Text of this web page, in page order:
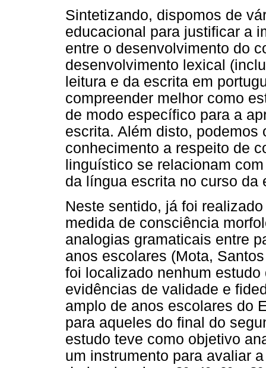
Sintetizando, dispomos de
educacional para justificar a
entre o desenvolvimento do
desenvolvimento lexical
leitura e da escrita em
compreender melhor como
de modo específico para a
escrita. Além disto, podemos
conhecimento a respeito de
linguístico se relacionam
da língua escrita no curso da
Neste sentido, já foi
medida de consciência
analogias gramaticais entre
anos escolares (Mota,
foi localizado nenhum
evidências de validade e
amplo de anos escolares do
para aqueles do final do
estudo teve como objetivo
um instrumento para avaliar